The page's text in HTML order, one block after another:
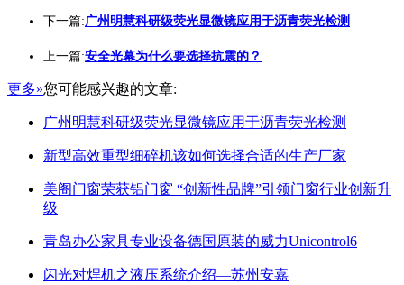
下一篇:广州明慧科研级荧光显微镜应用于沥青荧光检测
上一篇:安全光幕为什么要选择抗震的？
更多»您可能感兴趣的文章:
广州明慧科研级荧光显微镜应用于沥青荧光检测
新型高效重型细碎机该如何选择合适的生产厂家
美阁门窗荣获铝门窗 “创新性品牌”引领门窗行业创新升
级
青岛办公家具专业设备德国原装的威力Unicontrol6
闪光对焊机之液压系统介绍—苏州安嘉